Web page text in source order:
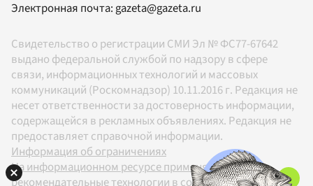
Электронная почта:gazeta@gazeta.ru
Свидетельство о регистрации СМИ Эл № ФС77-67642
выдано федеральной службой по надзору в сфере
связи, информационных технологий и массовых
коммуникаций (Роскомнадзор) 10.11.2016 г. Редакция не
несет ответственности за достоверность информации,
содержащейся в рекламных объявлениях. Редакция не
предоставляет справочной информации.
Информация об ограничениях
На информационном ресурсе применяются
рекомендательные технологии в соответствии с